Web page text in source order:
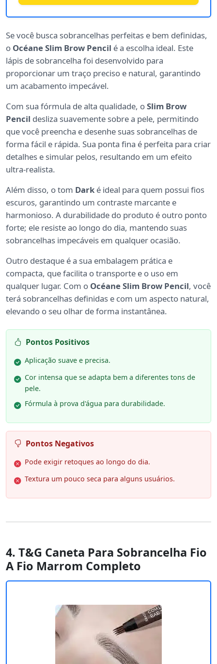
Se você busca sobrancelhas perfeitas e bem definidas,
o Océane Slim Brow Pencil é a escolha ideal. Este
lápis de sobrancelha foi desenvolvido para
proporcionar um traço preciso e natural, garantindo
um acabamento impecável.
Com sua fórmula de alta qualidade, oSlim Brow
Pencil desliza suavemente sobre a pele, permitindo
que você preencha e desenhe suas sobrancelhas de
forma fácil e rápida. Sua ponta fina é perfeita para criar
detalhes e simular pelos, resultando em um efeito
ultra-realista.
Além disso, o tom Dark é ideal para quem possui fios
escuros, garantindo um contraste marcante e
harmonioso. A durabilidade do produto é outro ponto
forte; ele resiste ao longo do dia, mantendo suas
sobrancelhas impecáveis em qualquer ocasião.
Outro destaque é a sua embalagem prática e
compacta, que facilita o transporte e o uso em
qualquer lugar. Com o Océane Slim Brow Pencil, você
terá sobrancelhas definidas e com um aspecto natural,
elevando o seu olhar de forma instantânea.
Pontos Positivos
Aplicação suave e precisa.
Cor intensa que se adapta bem a diferentes tons de
pele.
Fórmula à prova d'água para durabilidade.
Pontos Negativos
Pode exigir retoques ao longo do dia.
Textura um pouco seca para alguns usuários.
4. T&G Caneta Para Sobrancelha Fio
A Fio Marrom Completo